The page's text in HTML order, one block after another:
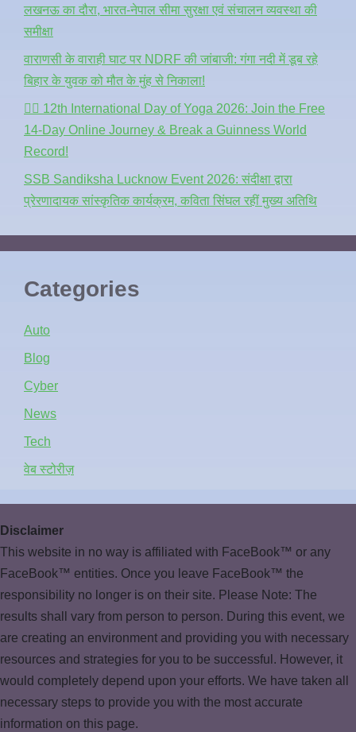
लखनऊ का दौरा, भारत-नेपाल सीमा सुरक्षा एवं संचालन व्यवस्था की
समीक्षा
वाराणसी के वाराही घाट पर NDRF की जांबाजी: गंगा नदी में डूब रहे
बिहार के युवक को मौत के मुंह से निकाला!
🧘‍♂️ 12th International Day of Yoga 2026: Join the Free
14-Day Online Journey & Break a Guinness World
Record!
SSB Sandiksha Lucknow Event 2026: संदीक्षा द्वारा
प्रेरणादायक सांस्कृतिक कार्यक्रम, कविता सिंघल रहीं मुख्य अतिथि
Categories
Auto
Blog
Cyber
News
Tech
वेब स्टोरीज़
Disclaimer
This website in no way is affiliated with FaceBook™ or any
FaceBook™ entities. Once you leave FaceBook™ the
responsibility no longer is on their site. Please Note: The
results shall vary from person to person. During this event, we
are creating an environment and providing you with necessary
resources and strategies for you to be successful. However, it
would completely depend upon your efforts. We have taken all
necessary steps to provide you with the most accurate
information on this page.